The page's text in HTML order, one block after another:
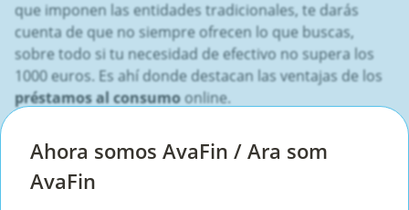
que imponen las entidades tradicionales, te darás
cuenta de que no siempre ofrecen lo que buscas,
sobre todo si tu necesidad de efectivo no supera los
1000 euros. Es ahí donde destacan las ventajas de los
préstamos al consumoonline.
crédito de consumo en menos de 15 minutos, sin que
tengas que salir de casa. Solo con demostrar algún
Ahora somos AvaFin / Ara som
AvaFin